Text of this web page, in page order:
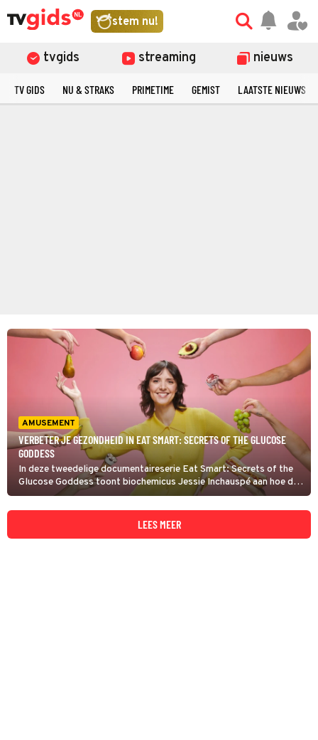
stem nu!
tvgids streaming nieuws
TV GIDS NU & STRAKS PRIMETIME GEMIST LAATSTE NIEUWS
AMUSEMENT
VERBETER JE GEZONDHEID IN EAT SMART: SECRETS OF THE GLUCOSE
GODDESS
In deze tweedelige documentaireserie Eat Smart: Secrets of the
Glucose Goddess toont biochemicus Jessie Inchauspé aan hoe de
bloedsuikerspiegel de algehele gezondheid beïnvloedt. Ook geeft
ze tips en vertelt ze hoe mensen hun gezondheid kunnen
LEES MEER